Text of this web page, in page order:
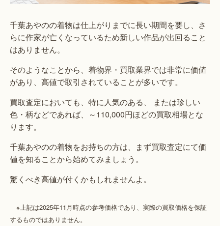
千葉あやのの着物は仕上がりまでに長い期間を要し、さ
らに作家が亡くなっているため新しい作品が出回ること
はありません。
そのようなことから、着物界・買取業界では非常に価値
があり、高値で取引されていることが多いです。
買取査定においても、特に人気のある、 または珍しい
色・柄などであれば、～110,000円ほどの買取相場とな
ります。
千葉あやのの着物をお持ちの方は、まず買取査定にて価
値を知ることから始めてみましょう。
驚くべき高値が付くかもしれませんよ。
※上記は2025年11月時点の参考価格であり、実際の買取価格を保証
するものではありません。